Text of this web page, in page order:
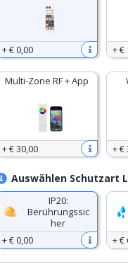
+€ 0,00 +€
Multi-Zone RF + App
+€ 30,00 +€
Auswählen Schutzart
IP20:
Berührungssic
her
+€ 0,00
+€